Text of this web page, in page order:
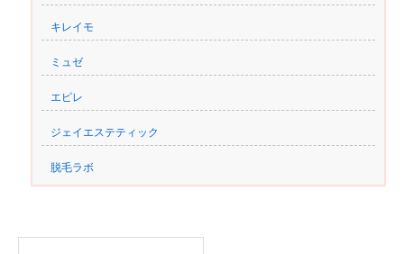
キレイモ
ミュゼ
エピレ
ジェイエステティック
脱毛ラボ